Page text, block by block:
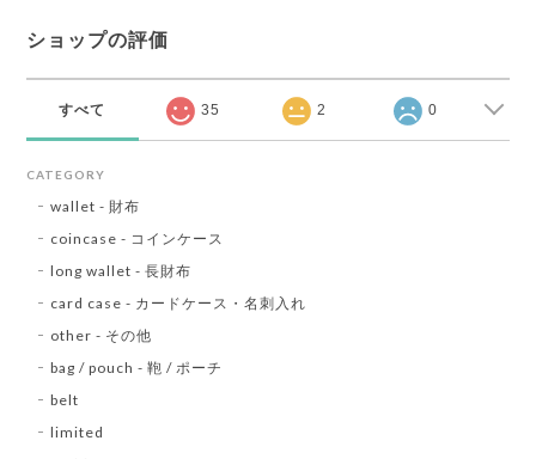
ショップの評価
すべて 35 2 0
CATEGORY
wallet - 財布
coincase - コインケース
long wallet - 長財布
card case - カードケース・名刺入れ
other - その他
bag / pouch - 鞄 / ポーチ
belt
limited